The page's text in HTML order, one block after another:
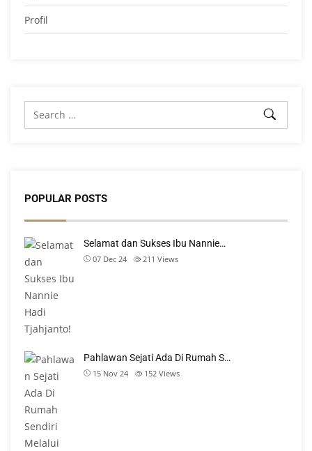
Profil
POPULAR POSTS
Selamat dan Sukses Ibu Nannie…
07 Dec 24 211 Views
Pahlawan Sejati Ada Di Rumah S…
15 Nov 24 152 Views